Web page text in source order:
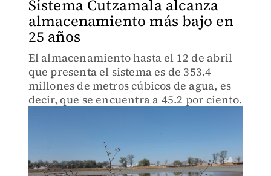
Sistema Cutzamala alcanza
almacenamiento más bajo en
25 años
El almacenamiento hasta el 12 de abril
que presenta el sistema es de 353.4
millones de metros cúbicos de agua, es
decir, que se encuentra a 45.2 por ciento.